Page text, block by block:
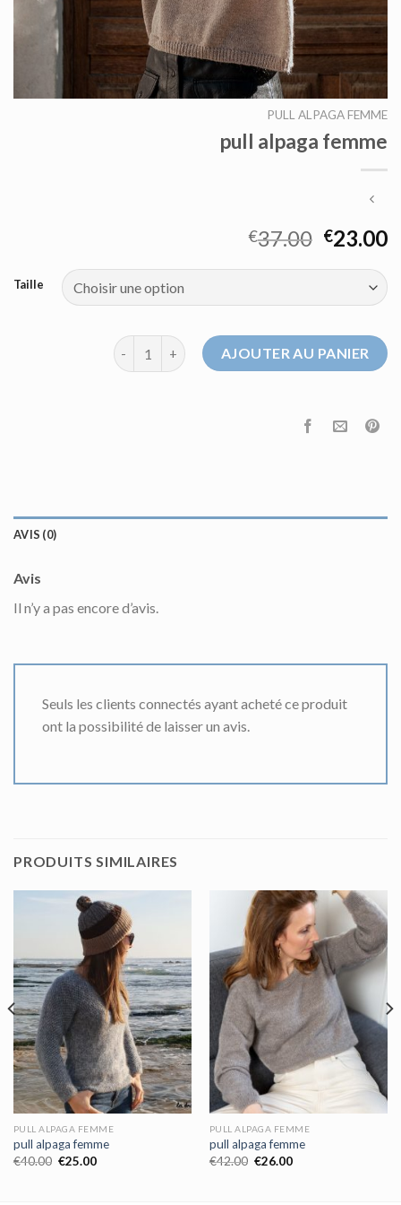
PULL ALPAGA FEMME
pull alpaga femme
€37.00 €23.00
Taille
quantité de pull alpaga femme
AJOUTER AU PANIER
AVIS (0)
Avis
Il n’y a pas encore d’avis.
Seuls les clients connectés ayant acheté ce produit
ont la possibilité de laisser un avis.
PRODUITS SIMILAIRES
PULL ALPAGA FEMME
pull alpaga femme
€40.00 €25.00
PULL ALPAGA FEMME
pull alpaga femme
€42.00 €26.00